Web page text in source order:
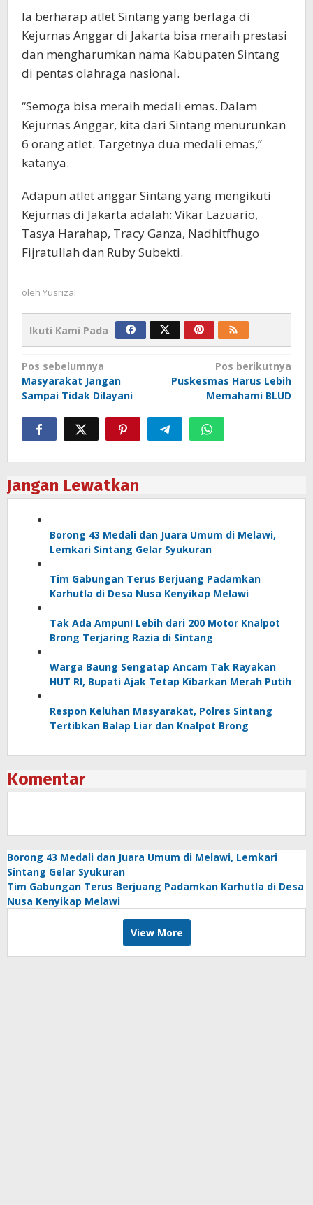
Ia berharap atlet Sintang yang berlaga di
Kejurnas Anggar di Jakarta bisa meraih prestasi
dan mengharumkan nama Kabupaten Sintang
di pentas olahraga nasional.
“Semoga bisa meraih medali emas. Dalam
Kejurnas Anggar, kita dari Sintang menurunkan
6 orang atlet. Targetnya dua medali emas,”
katanya.
Adapun atlet anggar Sintang yang mengikuti
Kejurnas di Jakarta adalah: Vikar Lazuario,
Tasya Harahap, Tracy Ganza, Nadhitfhugo
Fijratullah dan Ruby Subekti.
oleh Yusrizal
Ikuti Kami Pada
Navigasi
pos
Pos sebelumnya
Masyarakat Jangan
Sampai Tidak Dilayani
Pos berikutnya
Puskesmas Harus Lebih
Memahami BLUD
Jangan Lewatkan
Borong 43 Medali dan Juara Umum di Melawi,
Lemkari Sintang Gelar Syukuran
Tim Gabungan Terus Berjuang Padamkan
Karhutla di Desa Nusa Kenyikap Melawi
Tak Ada Ampun! Lebih dari 200 Motor Knalpot
Brong Terjaring Razia di Sintang
Warga Baung Sengatap Ancam Tak Rayakan
HUT RI, Bupati Ajak Tetap Kibarkan Merah Putih
Respon Keluhan Masyarakat, Polres Sintang
Tertibkan Balap Liar dan Knalpot Brong
Komentar
Borong 43 Medali dan Juara Umum di Melawi, Lemkari
Sintang Gelar Syukuran
Tim Gabungan Terus Berjuang Padamkan Karhutla di Desa
Nusa Kenyikap Melawi
View More